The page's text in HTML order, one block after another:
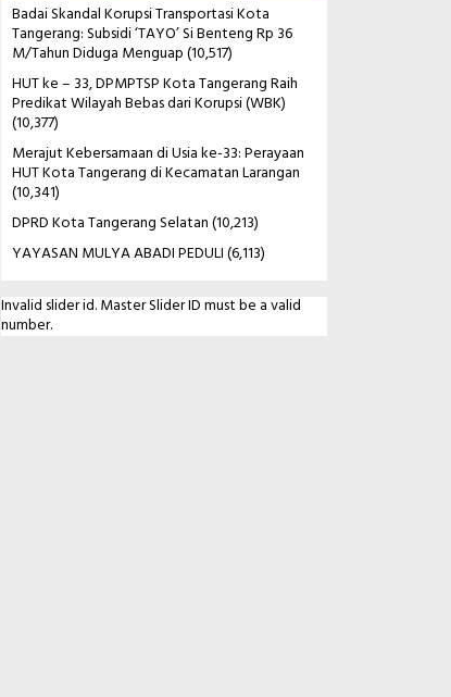
Badai Skandal Korupsi Transportasi Kota
Tangerang: Subsidi ‘TAYO’ Si Benteng Rp 36
M/Tahun Diduga Menguap(10,517)
HUT ke – 33, DPMPTSP Kota Tangerang Raih
Predikat Wilayah Bebas dari Korupsi (WBK)
(10,377)
Merajut Kebersamaan di Usia ke-33: Perayaan
HUT Kota Tangerang di Kecamatan Larangan
(10,341)
DPRD Kota Tangerang Selatan(10,213)
YAYASAN MULYA ABADI PEDULI(6,113)
Invalid slider id. Master Slider ID must be a valid
number.